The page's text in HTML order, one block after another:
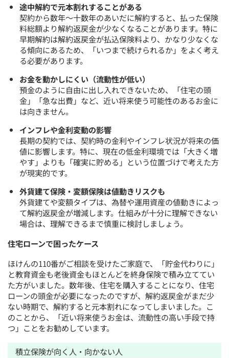
途中解約で元本割れすることがある
契約から数年〜十数年のあいだに解約すると、払った保険
料総額より解約返戻金が少なくなることがあります。特に
早期解約は解約返戻金が払込保険料より、かなり少なくな
る傾向にあるため、「いつまで続けられるか」をよく考え
る必要があります。
お金を動かしにくい（流動性が低い）
預金のように自由に出し入れできないため、「住宅の頭
金」「急な出費」など、近い将来使う可能性のあるお金に
は向きません。
インフレや金利変動の影響
長期の契約では、契約時の金利やインフレ状況が将来の価
値に影響します。特に、現在の低金利環境では「大きく増
やす」よりも「確実に貯める」という位置づけで考えた方
が現実的です。
外貨建て保険・変額保険は値動きリスクも
外貨建てや変額タイプは、為替や運用資産の値動きによっ
て解約返戻金が増減します。仕組みが十分に理解できない
場合は、理解できるまで慎重に検討しましょう。
住宅ローンで困ったケース
ほけんの110番がご相談を受けたご家庭で、「貯金代わりに」
と教育資金も老後資金もほとんどを終身保険で積み立ててい
た方がいました。数年後、住宅を購入することになり、住宅
ローンの頭金が必要になったのですが、解約返戻金がまだ少
ない時期で、解約すると元本割れになってしまいました。こ
のことから、「近い将来使うお金は、流動性の高い手段で持
つ」ことをお勧めしています。
積立保険が向く人・向かない人